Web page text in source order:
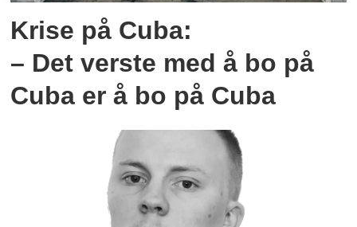
Krise på Cuba:
– Det verste med å bo på
Cuba er å bo på Cuba